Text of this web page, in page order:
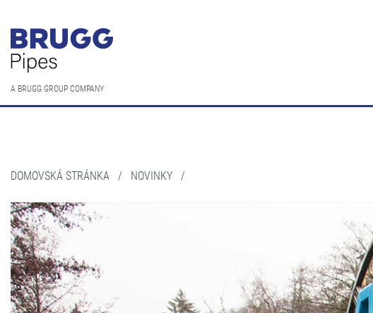
A BRUGG GROUP COMPANY
DOMOVSKÁ STRÁNKA / NOVINKY /